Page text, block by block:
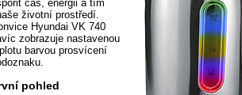
čas, energii a tím
životní prostředí.
Hyundai VK 740
zobrazuje nastavenou
barvou prosvícení
pohled